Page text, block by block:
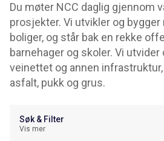
Du møter NCC daglig gjennom
prosjekter. Vi utvikler og
boliger, og står bak en rekke
barnehager og skoler. Vi
veinettet og annen
asfalt, pukk og grus.
Søk & Filter
Vis mer